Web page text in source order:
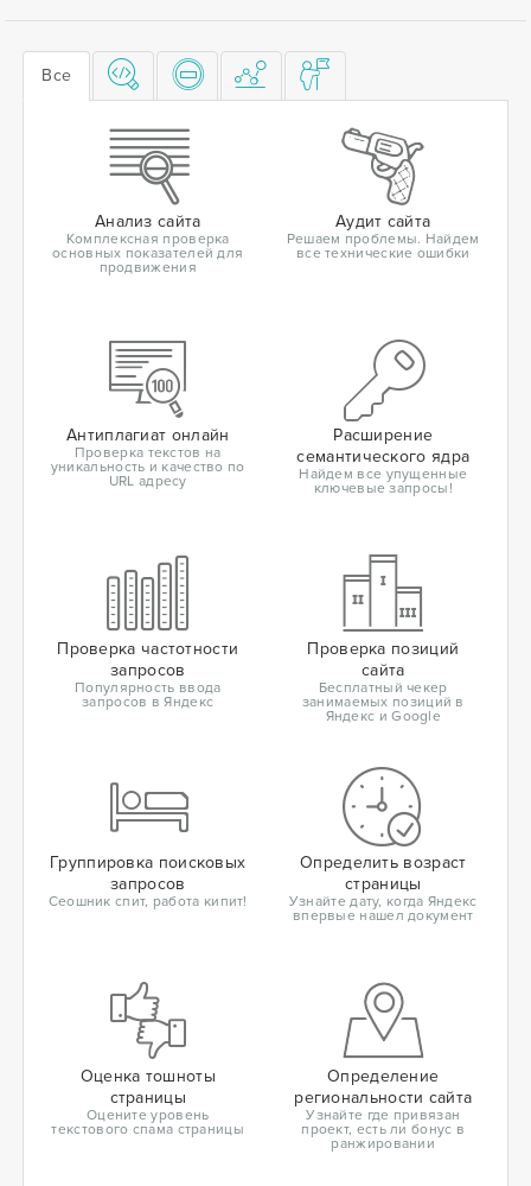
Все
Анализ сайта
Комплексная проверка
основных показателей для
продвижения
Аудит сайта
Решаем проблемы. Найдем
все технические ошибки
Антиплагиат онлайн
Проверка текстов на
уникальность и качество по
URL адресу
Расширение
семантического ядра
Найдем все упущенные
ключевые запросы!
Проверка частотности
запросов
Популярность ввода
запросов в Яндекс
Проверка позиций
сайта
Бесплатный чекер
занимаемых позиций в
Яндекс и Google
Группировка поисковых
запросов
Сеошник спит, работа кипит!
Определить возраст
страницы
Узнайте дату, когда Яндекс
впервые нашел документ
Оценка тошноты
страницы
Оцените уровень
текстового спама страницы
Определение
региональности сайта
Узнайте где привязан
проект, есть ли бонус в
ранжировании